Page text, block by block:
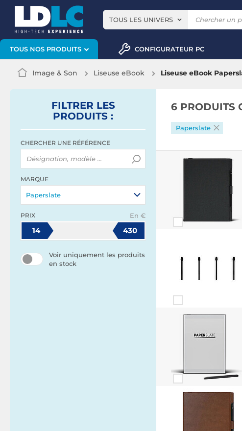
TOUS LES UNIVERS
TOUS NOS PRODUITS CONFIGURATEUR PC
Image & Son Liseuse eBook Liseuse eBook
FILTRER LES
PRODUITS :
CHERCHER UNE RÉFÉRENCE
MARQUE
Paperslate
PRIX En €
14 430
Voir uniquement les produits
en stock
6 PRODUITS
Paperslate